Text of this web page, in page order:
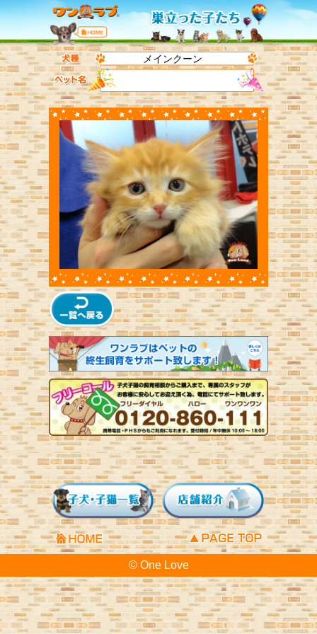
メインクーン
© One Love